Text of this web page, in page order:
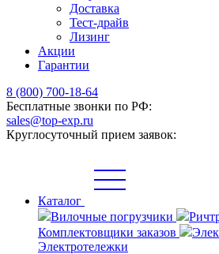
Доставка
Тест-драйв
Лизинг
Акции
Гарантии
8 (800) 700-18-64
Бесплатные звонки по РФ:
sales@top-exp.ru
Круглосуточный прием заявок:
Каталог
Вилочные погрузчики
Комплектовщики заказов
Электротележки